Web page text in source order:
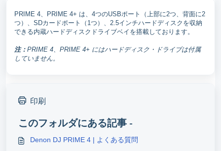
PRIME 4、PRIME 4+ は、4つのUSBポート（上部に2つ、背面に2
つ）、SDカードポート（1つ）、2.5インチハードディスクを収納
できる内蔵ハードディスクドライブベイを搭載しております。
注： PRIME 4、PRIME 4+ にはハードディスク・ドライブは付属
していません。
印刷
このフォルダにある記事 -
Denon DJ PRIME 4 | よくある質問